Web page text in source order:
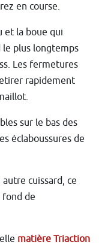
en course.
et la boue qui
le plus longtemps
Les fermetures
rapidement
sur le bas des
éclaboussures de
cuissard, ce
fond de
matière Triaction